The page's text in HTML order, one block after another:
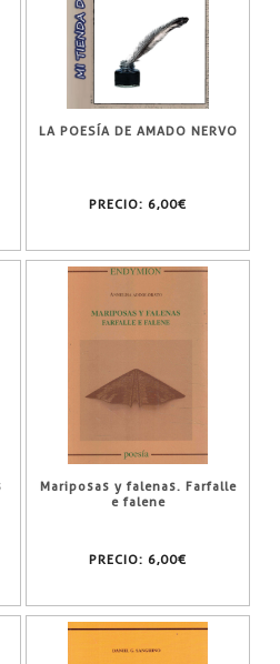
LA POESÍA DE AMADO NERVO
PRECIO: 6,00€
Mariposas y falenas. Farfalle
e falene
PRECIO: 6,00€